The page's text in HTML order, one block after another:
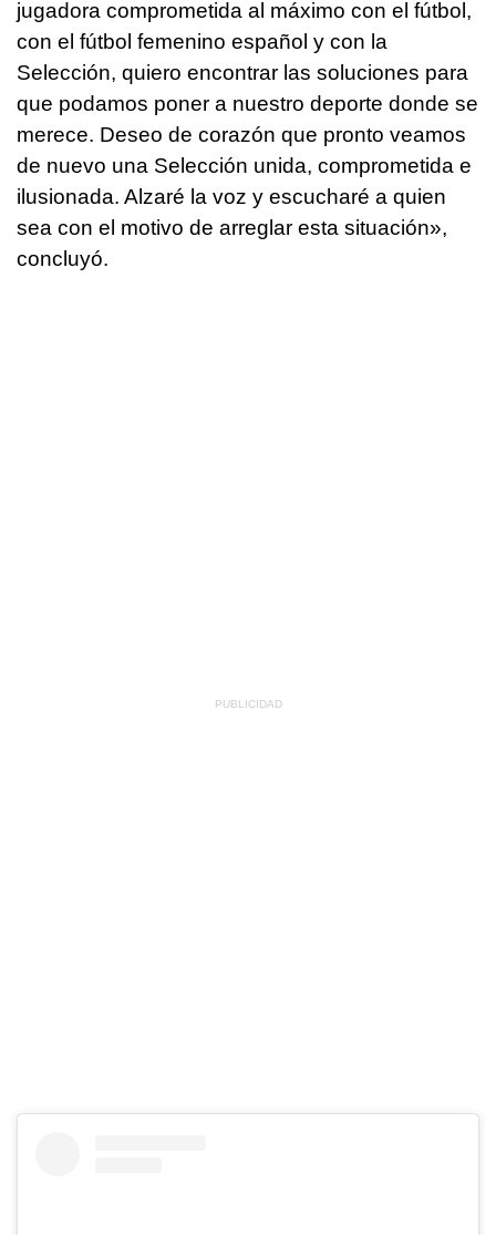
jugadora comprometida al máximo con el fútbol,
con el fútbol femenino español y con la
Selección, quiero encontrar las soluciones para
que podamos poner a nuestro deporte donde se
merece. Deseo de corazón que pronto veamos
de nuevo una Selección unida, comprometida e
ilusionada. Alzaré la voz y escucharé a quien
sea con el motivo de arreglar esta situación»,
concluyó.